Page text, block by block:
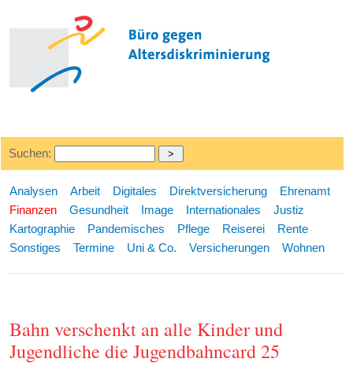
Suchen:
Analysen Arbeit Digitales Direktversicherung
Ehrenamt
Finanzen
Gesundheit Image Internationales
Justiz
Kartographie
Pandemisches Pflege Reiserei
Rente
Sonstiges
Termine Uni & Co. Versicherungen Wohnen
Bahn verschenkt an alle Kinder und
Jugendliche die Jugendbahncard 25